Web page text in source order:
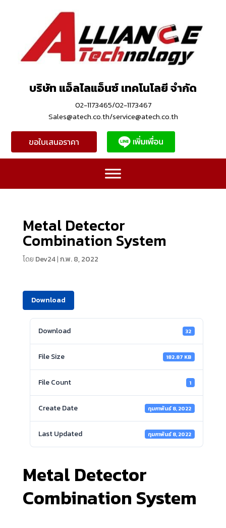
บริษัท แอ็ลไลแอ็นซ์ เทคโนโลยี จำกัด
02-1173465/02-1173467
Sales@atech.co.th/service@atech.co.th
ขอใบเสนอราคา
Metal Detector
Combination System
โดย Dev24|ก.พ. 8, 2022
Download
Download 32
File Size 182.87 KB
File Count 1
Create Date กุมภาพันธ์ 8, 2022
Last Updated กุมภาพันธ์ 8, 2022
Metal Detector
Combination System